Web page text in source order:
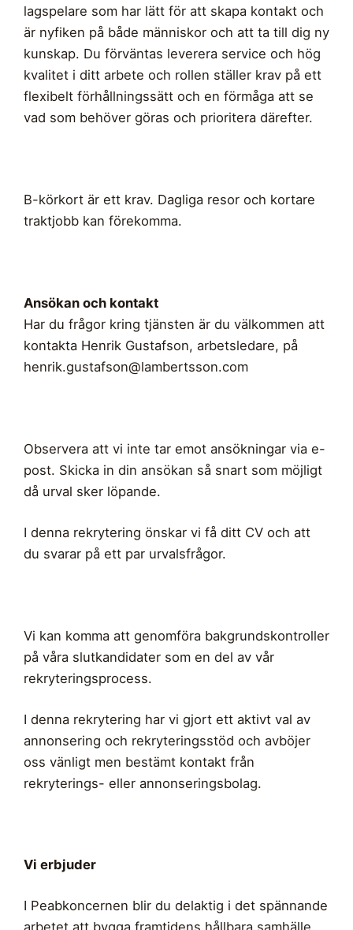
lagspelare som har lätt för att skapa kontakt och
är nyfiken på både människor och att ta till dig ny
kunskap. Du förväntas leverera service och hög
kvalitet i ditt arbete och rollen ställer krav på ett
flexibelt förhållningssätt och en förmåga att se
vad som behöver göras och prioritera därefter.
B-körkort är ett krav. Dagliga resor och kortare
traktjobb kan förekomma.
Ansökan och kontakt
Har du frågor kring tjänsten är du välkommen att
kontakta Henrik Gustafson, arbetsledare, på
henrik.gustafson@lambertsson.com
Observera att vi inte tar emot ansökningar via e-
post. Skicka in din ansökan så snart som möjligt
då urval sker löpande.
I denna rekrytering önskar vi få ditt CV och att
du svarar på ett par urvalsfrågor.
Vi kan komma att genomföra bakgrundskontroller
på våra slutkandidater som en del av vår
rekryteringsprocess.
I denna rekrytering har vi gjort ett aktivt val av
annonsering och rekryteringsstöd och avböjer
oss vänligt men bestämt kontakt från
rekryterings- eller annonseringsbolag.
Vi erbjuder
I Peabkoncernen blir du delaktig i det spännande